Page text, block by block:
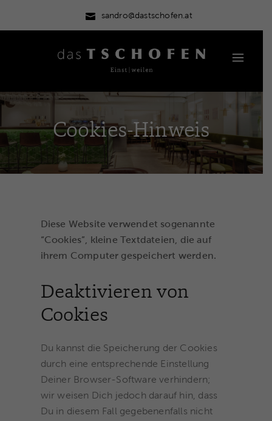
sandro@dastschofen.at
Cookies-Hinweis
Diese Website verwendet sogenannte
“Cookies”, kleine Textdateien, die auf
ihrem Computer gespeichert werden.
Deaktivieren von
Cookies
Du kannst die Speicherung der Cookies
durch eine entsprechende Einstellung
Deiner Browser-Software verhindern;
wir weisen Dich jedoch darauf hin, dass
Du in diesem Fall gegebenenfalls nicht